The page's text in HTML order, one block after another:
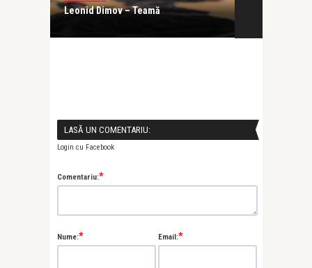
Leonid Dimov – Teamă
LASĂ UN COMENTARIU:
Login cu Facebook
Comentariu:*
Nume:* Email:*